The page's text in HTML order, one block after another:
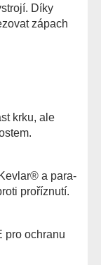
Díky
zápach
krku, ale
a para-
proříznutí.
pro ochranu